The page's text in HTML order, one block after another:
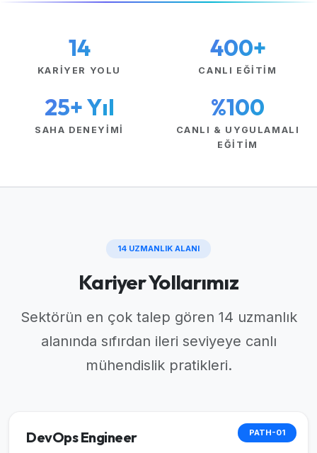
14
KARIYER YOLU
400+
CANLI EĞITIM
25+ Yıl
SAHA DENEYIMI
%100
CANLI & UYGULAMALI
EĞITIM
14 UZMANLIK ALANI
Kariyer Yollarımız
Sektörün en çok talep gören 14 uzmanlık
alanında sıfırdan ileri seviyeye canlı
mühendislik pratikleri.
PATH-01
DevOps Engineer